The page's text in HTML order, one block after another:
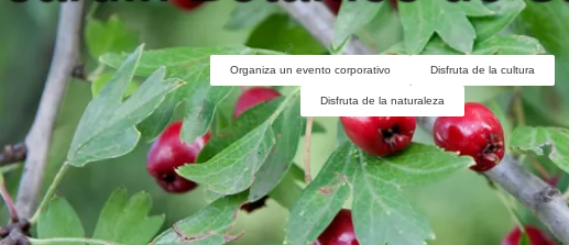
Organiza un evento corporativo Disfruta de la cultura
Disfruta de la naturaleza